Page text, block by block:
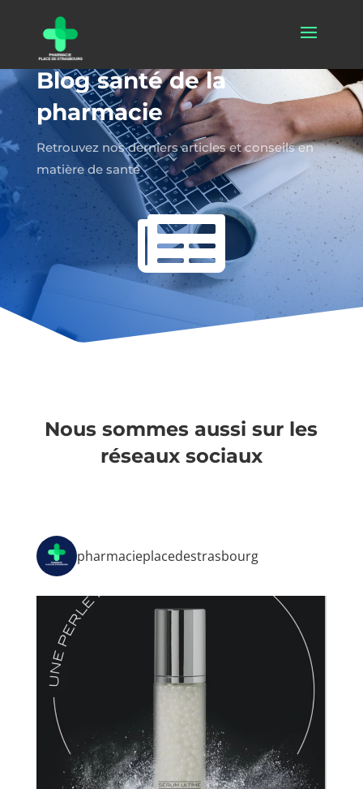
Blog santé de la
pharmacie
Retrouvez nos derniers articles et conseils en
matière de santé

Nous sommes aussi sur les
réseaux sociaux
pharmacieplacedestrasbourg